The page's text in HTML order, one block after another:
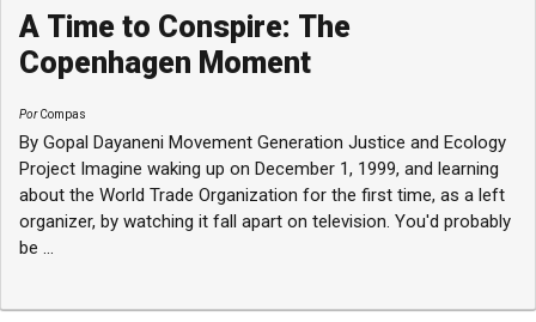
A Time to Conspire: The
Copenhagen Moment
PorCompas
By Gopal Dayaneni Movement Generation Justice and Ecology
Project Imagine waking up on December 1, 1999, and learning
about the World Trade Organization for the first time, as a left
organizer, by watching it fall apart on television. You'd probably
be ...